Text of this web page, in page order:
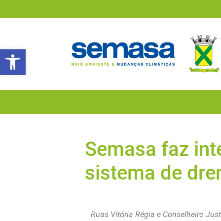
Abrir a barra de ferramentas
Semasa faz
sistema de
Ruas Vitória Régia e Conselheiro